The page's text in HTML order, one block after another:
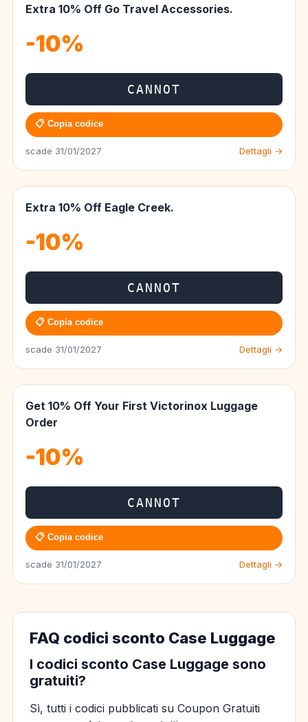
Extra 10% Off Go Travel Accessories.
-10%
CANNOT
📋 Copia codice
scade 31/01/2027 Dettagli →
Extra 10% Off Eagle Creek.
-10%
CANNOT
📋 Copia codice
scade 31/01/2027 Dettagli →
Get 10% Off Your First Victorinox Luggage
Order
-10%
CANNOT
📋 Copia codice
scade 31/01/2027 Dettagli →
FAQ codici sconto Case Luggage
I codici sconto Case Luggage sono
gratuiti?
Sì, tutti i codici pubblicati su Coupon Gratuiti